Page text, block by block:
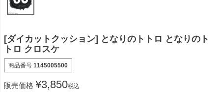
[ダイカットクッション] となりのトトロ となりのト
トロ クロスケ
商品番号 1145005500
販売価格 ¥3,850税込